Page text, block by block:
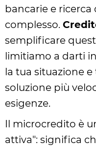
bancarie e
complesso.
semplificare
limitiamo a darti
la tua situazione
soluzione più
esigenze.
Il microcredito è
attiva": significa